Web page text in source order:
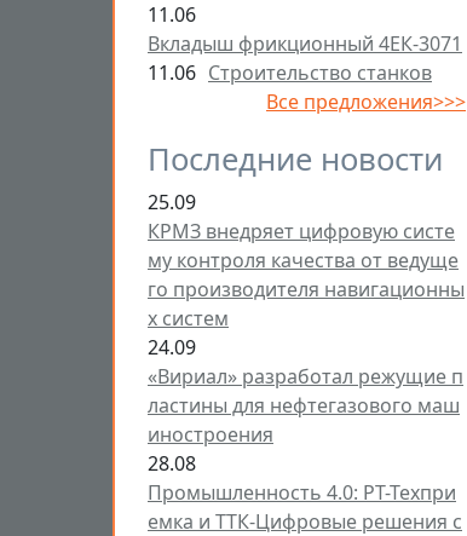
11.06
Вкладыш фрикционный 4ЕК-3071
11.06 Строительство станков
Все предложения>>>
Последние новости
25.09
КРМЗ внедряет цифровую систе
му контроля качества от ведуще
го производителя навигационны
х систем
24.09
«Вириал» разработал режущие п
ластины для нефтегазового маш
иностроения
28.08
Промышленность 4.0: РТ-Техпри
емка и ТТК-Цифровые решения с